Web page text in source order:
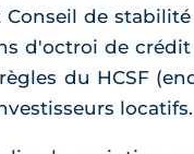
de stabilité
d'octroi de
du HCSF
locatifs.